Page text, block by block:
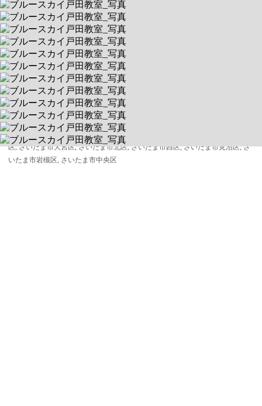
ブルースカイ戸田教室
1回1時間・完全マンツーマン制
送迎あり 空きあり
平日 9:30～18:30 / 土
335-0021 埼玉県戸田市新曽107 ADVANCE MISHIMA 弐番館
送迎対象: 戸田市, 川口市, 蕨市, 板橋区, さいたま市南区, 北区, さいたま市桜
区, さいたま市大宮区, さいたま市北区, さいたま市西区, さいたま市見沼区, さ
いたま市岩槻区, さいたま市中央区